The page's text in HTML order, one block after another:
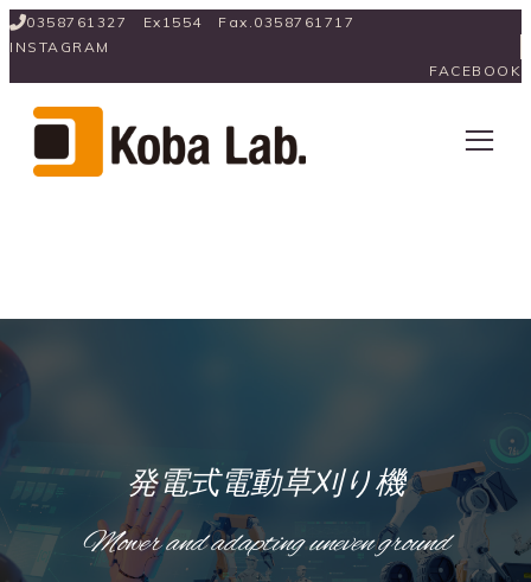
0358761327　Ex1554　Fax.0358761717
INSTAGRAM
FACEBOOK
発電式電動草刈り機
Mower and adapting uneven ground